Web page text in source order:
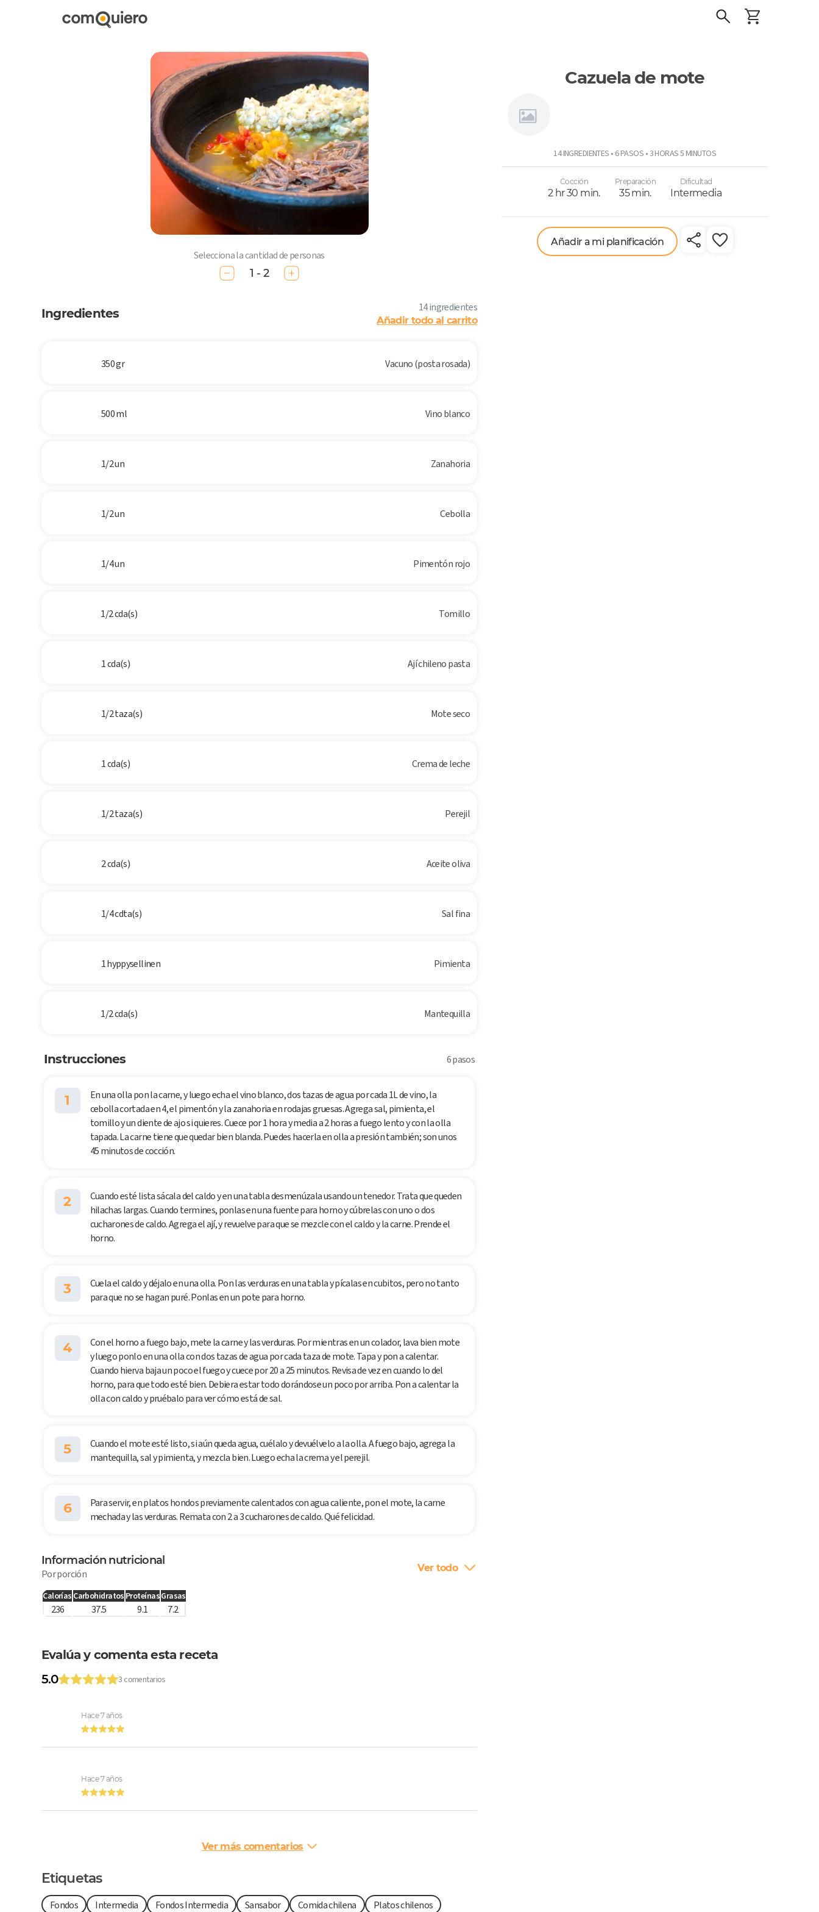
Cazuela de mote
14 INGREDIENTES • 6 PASOS • 3 HORAS 5 MINUTOS
Cocción
2 hr 30 min.
Preparación
35 min.
Dificultad
Intermedia
Añadir a mi planificación
Selecciona la cantidad de personas
1 - 2
Ingredientes 14 ingredientes
Añadir todo al carrito
350 gr Vacuno (posta rosada)
500 ml Vino blanco
1/2 un Zanahoria
1/2 un Cebolla
1/4 un Pimentón rojo
1/2 cda(s) Tomillo
1 cda(s) Ají chileno pasta
1/2 taza(s) Mote seco
1 cda(s) Crema de leche
1/2 taza(s) Perejil
2 cda(s) Aceite oliva
1/4 cdta(s) Sal fina
1 hyppysellinen Pimienta
1/2 cda(s) Mantequilla
Instrucciones 6 pasos
1
En una olla pon la carne, y luego echa el vino blanco, dos tazas de agua por cada 1L de vino, la
cebolla cortada en 4, el pimentón y la zanahoria en rodajas gruesas. Agrega sal, pimienta, el
tomillo y un diente de ajo si quieres. Cuece por 1 hora y media a 2 horas a fuego lento y con la olla
tapada. La carne tiene que quedar bien blanda. Puedes hacerla en olla a presión también; son unos
45 minutos de cocción.
2
Cuando esté lista sácala del caldo y en una tabla desmenúzala usando un tenedor. Trata que queden
hilachas largas. Cuando termines, ponlas en una fuente para horno y cúbrelas con uno o dos
cucharones de caldo. Agrega el ají, y revuelve para que se mezcle con el caldo y la carne. Prende el
horno.
3
Cuela el caldo y déjalo en una olla. Pon las verduras en una tabla y pícalas en cubitos, pero no tanto
para que no se hagan puré. Ponlas en un pote para horno.
4
Con el horno a fuego bajo, mete la carne y las verduras. Por mientras en un colador, lava bien mote
y luego ponlo en una olla con dos tazas de agua por cada taza de mote. Tapa y pon a calentar.
Cuando hierva baja un poco el fuego y cuece por 20 a 25 minutos. Revisa de vez en cuando lo del
horno, para que todo esté bien. Debiera estar todo dorándose un poco por arriba. Pon a calentar la
olla con caldo y pruébalo para ver cómo está de sal.
5
Cuando el mote esté listo, si aún queda agua, cuélalo y devuélvelo a la olla. A fuego bajo, agrega la
mantequilla, sal y pimienta, y mezcla bien. Luego echa la crema y el perejil.
6
Para servir, en platos hondos previamente calentados con agua caliente, pon el mote, la carne
mechada y las verduras. Remata con 2 a 3 cucharones de caldo. Qué felicidad.
Información nutricional
Por porción Ver todo
Calorías Carbohidratos ProteínasGrasas
236 37.5 9.1 7.2
Evalúa y comenta esta receta
5.0
3 comentarios
Hace 7 años
Hace 7 años
Ver más comentarios
Etiquetas
Fondos Intermedia Fondos Intermedia Sansabor Comida chilena Platos chilenos